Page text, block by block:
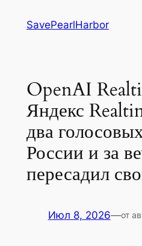
SavePearlHarbor
OpenAI
Яндекс
два
России и за
пересадил
Июл 8, 2026—от